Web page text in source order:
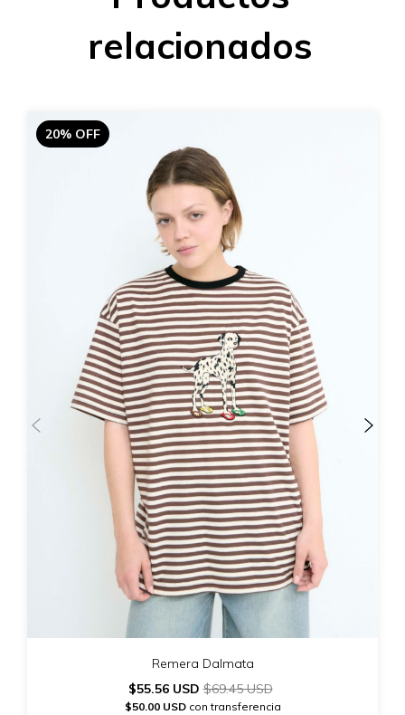
relacionados
20% OFF
Remera Dalmata
$55.56 USD$69.45 USD
$50.00 USDcon transferencia